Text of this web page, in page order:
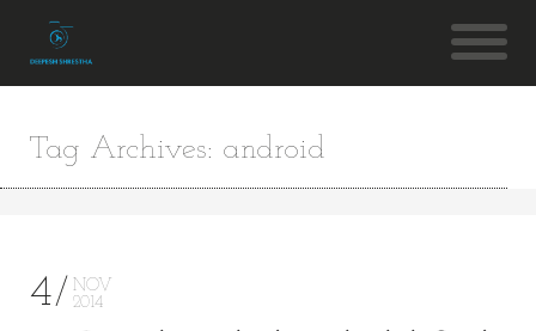
Tag Archives: android
4
NOV
2014